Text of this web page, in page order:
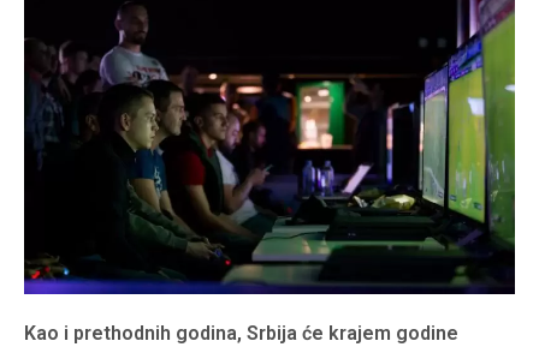
Kao i prethodnih godina, Srbija će krajem godine